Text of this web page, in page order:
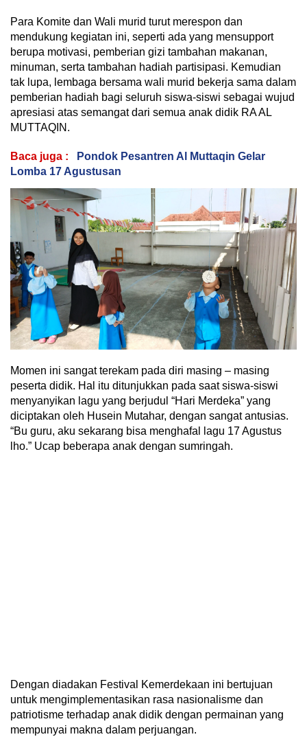
Para Komite dan Wali murid turut merespon dan
mendukung kegiatan ini, seperti ada yang mensupport
berupa motivasi, pemberian gizi tambahan makanan,
minuman, serta tambahan hadiah partisipasi. Kemudian
tak lupa, lembaga bersama wali murid bekerja sama dalam
pemberian hadiah bagi seluruh siswa-siswi sebagai wujud
apresiasi atas semangat dari semua anak didik RA AL
MUTTAQIN.
Baca juga :
Pondok Pesantren Al Muttaqin Gelar
Lomba 17 Agustusan
Momen ini sangat terekam pada diri masing – masing
peserta didik. Hal itu ditunjukkan pada saat siswa-siswi
menyanyikan lagu yang berjudul “Hari Merdeka” yang
diciptakan oleh Husein Mutahar, dengan sangat antusias.
“Bu guru, aku sekarang bisa menghafal lagu 17 Agustus
lho.” Ucap beberapa anak dengan sumringah.
Dengan diadakan Festival Kemerdekaan ini bertujuan
untuk mengimplementasikan rasa nasionalisme dan
patriotisme terhadap anak didik dengan permainan yang
mempunyai makna dalam perjuangan.